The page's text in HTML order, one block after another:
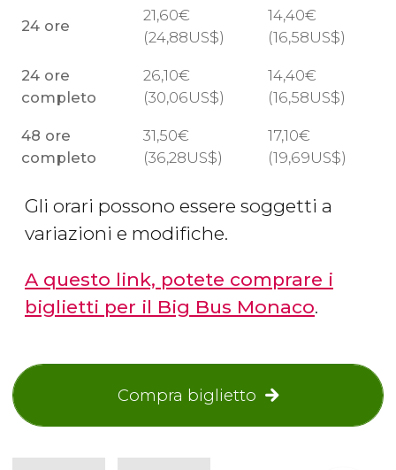
24 ore
21,60€
(24,88US$)
14,40€
(16,58US$)
24 ore
completo
26,10€
(30,06US$)
14,40€
(16,58US$)
48 ore
completo
31,50€
(36,28US$)
17,10€
(19,69US$)
Gli orari possono essere soggetti a
variazioni e modifiche.
A questo link, potete comprare i
biglietti per il Big Bus Monaco.
Compra biglietto